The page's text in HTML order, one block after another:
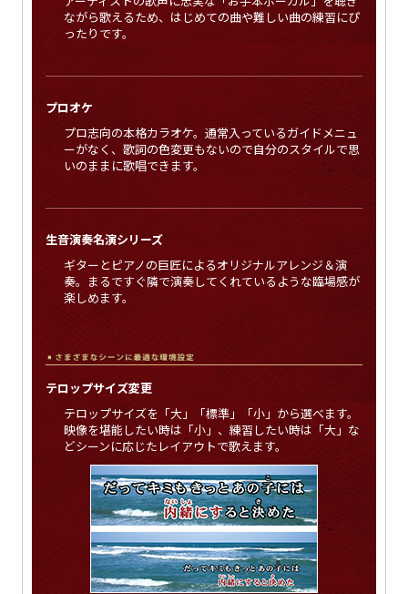
ながら歌えるため、はじめての曲や難しい曲の練習にぴ
ったりです。
プロオケ
プロ志向の本格カラオケ。通常入っているガイドメニュ
ーがなく、歌詞の色変更もないので自分のスタイルで思
いのままに歌唱できます。
生音演奏名演シリーズ
ギターとピアノの巨匠によるオリジナルアレンジ＆演
奏。まるですぐ隣で演奏してくれているような臨場感が
楽しめます。
テロップサイズ変更
テロップサイズを「大」「標準」「小」から選べます。
映像を堪能したい時は「小」、練習したい時は「大」な
どシーンに応じたレイアウトで歌えます。